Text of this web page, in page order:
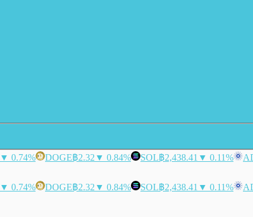
▼ 0.74% DOGE฿2.32 ▼ 0.84% SOL฿2,438.41 ▼ 0.11%
▼ 0.74% DOGE฿2.32 ▼ 0.84% SOL฿2,438.41 ▼ 0.11%